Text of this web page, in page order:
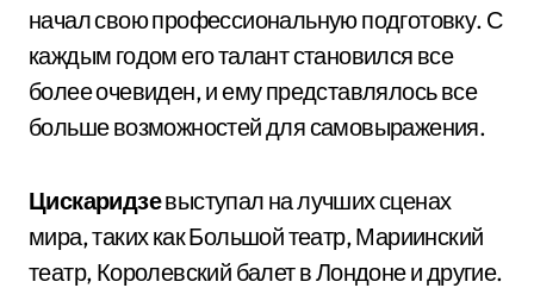
начал свою профессиональную подготовку. С
каждым годом его талант становился все
более очевиден, и ему представлялось все
больше возможностей для самовыражения.
Цискаридзевыступал на лучших сценах
мира, таких как Большой театр, Мариинский
театр, Королевский балет в Лондоне и другие.